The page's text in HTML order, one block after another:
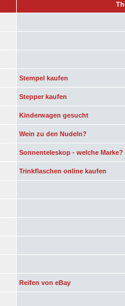
Stempel kaufen
Stepper kaufen
Kinderwagen gesucht
Wein zu den Nudeln?
Sonnenteleskop - welche Marke?
Trinkflaschen online kaufen
Reifen von eBay